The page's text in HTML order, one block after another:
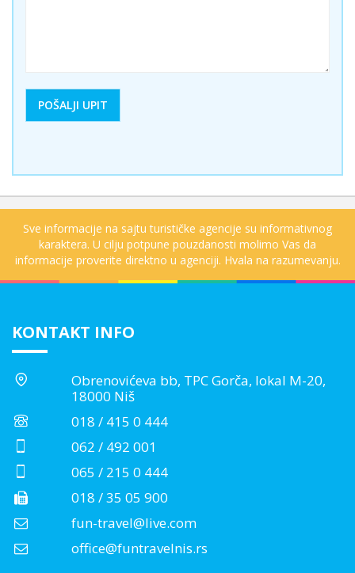
Sve informacije na sajtu turističke agencije su informativnog
karaktera. U cilju potpune pouzdanosti molimo Vas da
informacije proverite direktno u agenciji. Hvala na razumevanju.
KONTAKT INFO
Obrenovićeva bb, TPC Gorča, lokal M-20,
18000 Niš
018 / 415 0 444
062 / 492 001
065 / 215 0 444
018 / 35 05 900
fun-travel@live.com
office@funtravelnis.rs